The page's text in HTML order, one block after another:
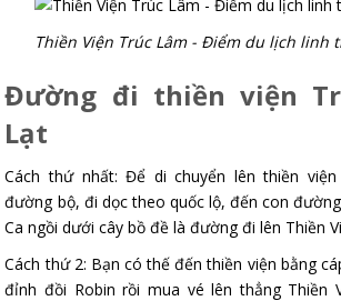
Thiền Viện Trúc Lâm - Điểm du lịch linh
Đường đi thiền viện
Lạt
Cách thứ nhất: Để di chuyển lên thiền
đường bộ, đi dọc theo quốc lộ, đến con
Ca ngồi dưới cây bồ đề là đường đi lên Thiền
Cách thứ 2: Bạn có thế đến thiền viện bằng
đỉnh đồi Robin rồi mua vé lên thẳng Thiền